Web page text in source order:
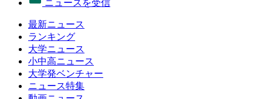
ニュースを受信
最新ニュース
ランキング
大学ニュース
小中高ニュース
大学発ベンチャー
ニュース特集